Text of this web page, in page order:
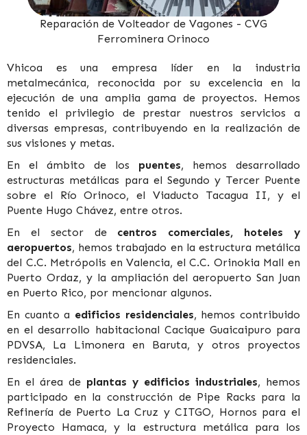
Reparación de Volteador de Vagones - CVG
Ferrominera Orinoco
Vhicoa es una empresa líder en la industria
metalmecánica, reconocida por su excelencia en la
ejecución de una amplia gama de proyectos. Hemos
tenido el privilegio de prestar nuestros servicios a
diversas empresas, contribuyendo en la realización de
sus visiones y metas.
En el ámbito de los puentes, hemos desarrollado
estructuras metálicas para el Segundo y Tercer Puente
sobre el Río Orinoco, el Viaducto Tacagua II, y el
Puente Hugo Chávez, entre otros.
En el sector de centros comerciales, hoteles y
aeropuertos, hemos trabajado en la estructura metálica
del C.C. Metrópolis en Valencia, el C.C. Orinokia Mall en
Puerto Ordaz, y la ampliación del aeropuerto San Juan
en Puerto Rico, por mencionar algunos.
En cuanto a edificios residenciales, hemos contribuido
en el desarrollo habitacional Cacique Guaicaipuro para
PDVSA, La Limonera en Baruta, y otros proyectos
residenciales.
En el área de plantas y edificios industriales, hemos
participado en la construcción de Pipe Racks para la
Refinería de Puerto La Cruz y CITGO, Hornos para el
Proyecto Hamaca, y la estructura metálica para los